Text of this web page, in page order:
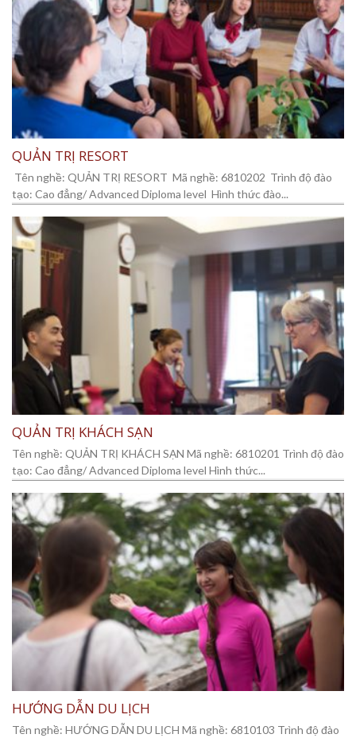
QUẢN TRỊ RESORT
Tên nghề: QUẢN TRỊ RESORT Mã nghề: 6810202 Trình độ đào
tạo: Cao đẳng/ Advanced Diploma level Hình thức đào...
QUẢN TRỊ KHÁCH SẠN
Tên nghề: QUẢN TRỊ KHÁCH SẠN Mã nghề: 6810201 Trình độ đào
tạo: Cao đẳng/ Advanced Diploma level Hình thức...
HƯỚNG DẪN DU LỊCH
Tên nghề: HƯỚNG DẪN DU LỊCH Mã nghề: 6810103 Trình độ đào